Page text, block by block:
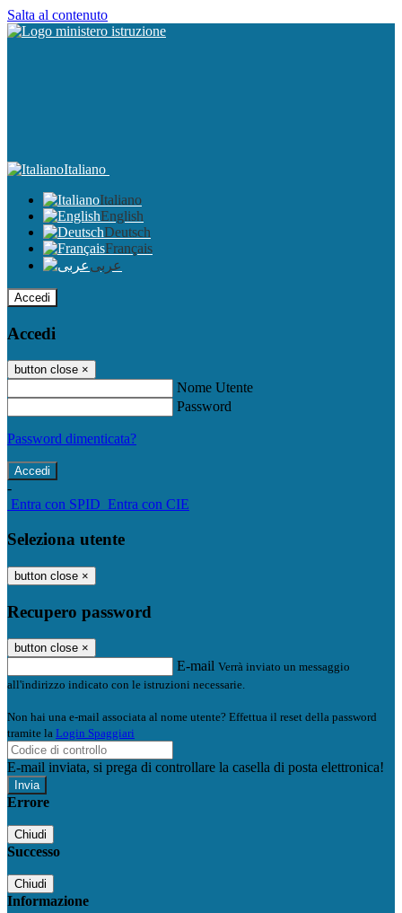
Salta al contenuto
Italiano
Italiano
English
Deutsch
Français
عربى
Accedi
Accedi
button close ×
Nome Utente
Password
Password dimenticata?
-
Entra con SPID Entra con CIE
Seleziona utente
button close ×
Recupero password
button close ×
E-mail Verrà inviato un messaggio
all'indirizzo indicato con le istruzioni necessarie.
Non hai una e-mail associata al nome utente? Effettua il reset della password
tramite la Login Spaggiari
E-mail inviata, si prega di controllare la casella di posta elettronica!
Errore
Chiudi
Successo
Chiudi
Informazione